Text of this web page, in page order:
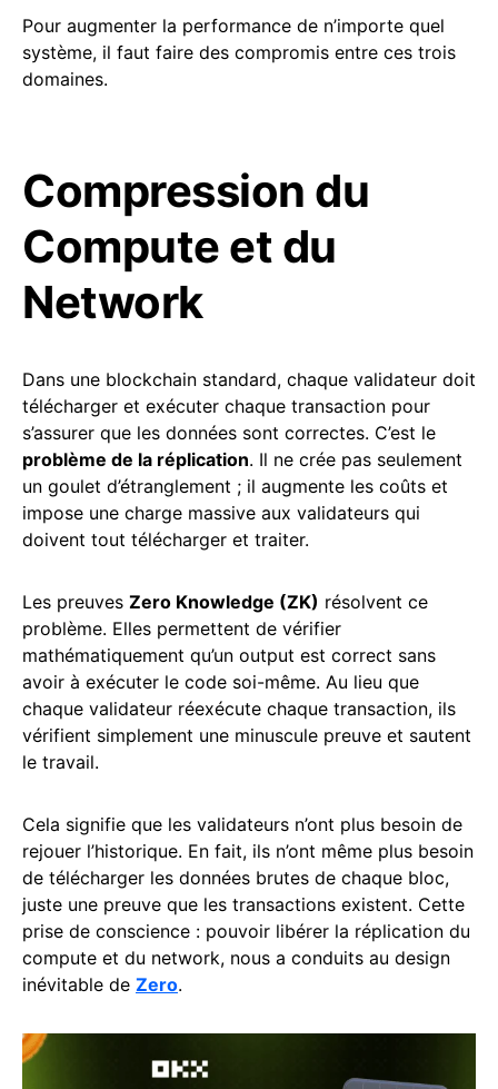
Pour augmenter la performance de n’importe quel
système, il faut faire des compromis entre ces trois
domaines.
Compression du
Compute et du
Network
Dans une blockchain standard, chaque validateur doit
télécharger et exécuter chaque transaction pour
s’assurer que les données sont correctes. C’est le
problème de la réplication. Il ne crée pas seulement
un goulet d’étranglement ; il augmente les coûts et
impose une charge massive aux validateurs qui
doivent tout télécharger et traiter.
Les preuves Zero Knowledge (ZK) résolvent ce
problème. Elles permettent de vérifier
mathématiquement qu’un output est correct sans
avoir à exécuter le code soi-même. Au lieu que
chaque validateur réexécute chaque transaction, ils
vérifient simplement une minuscule preuve et sautent
le travail.
Cela signifie que les validateurs n’ont plus besoin de
rejouer l’historique. En fait, ils n’ont même plus besoin
de télécharger les données brutes de chaque bloc,
juste une preuve que les transactions existent. Cette
prise de conscience : pouvoir libérer la réplication du
compute et du network, nous a conduits au design
inévitable de Zero.